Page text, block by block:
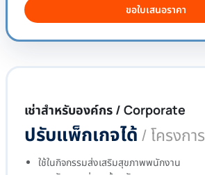
ขอใบเสนอราคา
เช่าสำหรับองค์กร / Corporate
ปรับแพ็กเกจได้ / โครงการ
ใช้ในกิจกรรมส่งเสริมสุขภาพพนักงาน